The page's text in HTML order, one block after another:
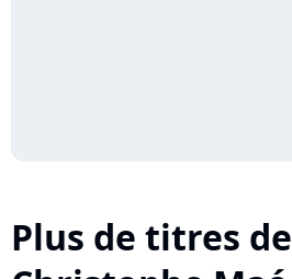
Plus de titres de